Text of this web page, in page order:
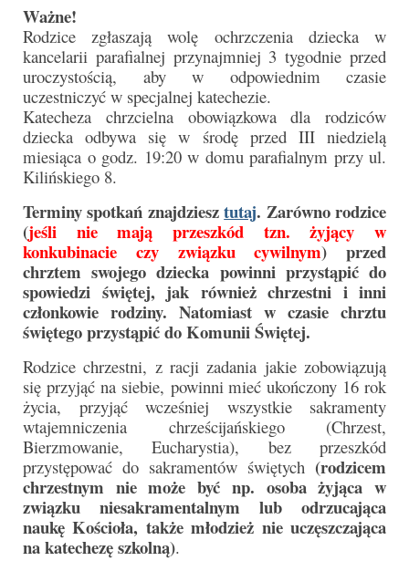
Sakrament kapłaństwa
Sakrament namaszczenia chorych
Galeria
Galerie 2026
Niedziela Palmowa 29.03.2026
Wielki Czwartek 02.04.2026
Wielki Piątek 03.04.2026
Wielka Sobota 04.04.2026
Godzina Miłosierdzia 12.04.2026
Galerie 2025
Pożegnanie Ks. Mateusza 29.06.2025
Zakończenie Oktawy Bożego Ciała
26.06.2025
Galerie 2024
Ważne!
Rodzice zgłaszają wolę ochrzczenia dziecka w
kancelarii parafialnej przynajmniej 3 tygodnie przed
uroczystością, aby w odpowiednim czasie
uczestniczyć w specjalnej katechezie.
Katecheza chrzcielna obowiązkowa dla rodziców
dziecka odbywa się w środę przed III niedzielą
miesiąca o godz. 19:20 w domu parafialnym przy ul.
Kilińskiego 8.
Terminy spotkań znajdziesztutaj. Zarówno rodzice
(jeśli nie mają przeszkód tzn. żyjący w
konkubinacie czy związku cywilnym) przed
chrztem swojego dziecka powinni przystąpić do
spowiedzi świętej, jak również chrzestni i inni
członkowie rodziny. Natomiast w czasie chrztu
świętego przystąpić do Komunii Świętej.
Rodzice chrzestni, z racji zadania jakie zobowiązują
się przyjąć na siebie, powinni mieć ukończony 16 rok
życia, przyjąć wcześniej wszystkie sakramenty
wtajemniczenia chrześcijańskiego (Chrzest,
Bierzmowanie, Eucharystia), bez przeszkód
przystępować do sakramentów świętych (rodzicem
chrzestnym nie może być np. osoba żyjąca w
związku niesakramentalnym lub odrzucająca
naukę Kościoła, także młodzież nie uczęszczająca
na katechezę szkolną).